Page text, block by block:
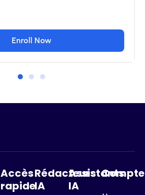
Enroll Now
Accès
rapide
Rédacteurs
IA
Assistants
IA
Compte